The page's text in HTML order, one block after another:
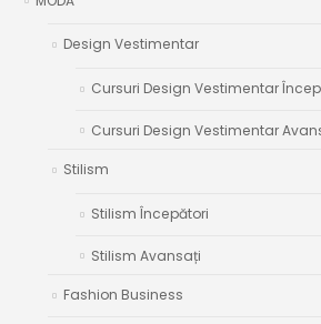
Design Vestimentar
Cursuri Design Vestimentar
Cursuri Design Vestimentar
Stilism
Stilism Începători
Stilism Avansați
Fashion Business